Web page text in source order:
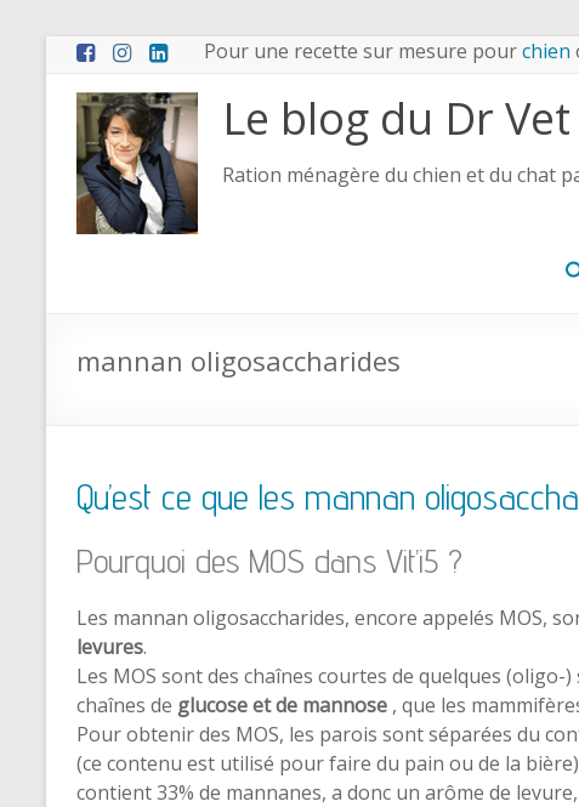
Pour une recette sur mesure pourchien
Le blog du Dr
Ration ménagère du chien et du chat
mannan oligosaccharides
Qu’est ce que les mannan
Pourquoi des MOS dans Vit’i5 ?
Les mannan oligosaccharides, encore appelés MOS,
levures.
Les MOS sont des chaînes courtes de quelques (oligo-
chaînes de glucose et de mannose , que les
Pour obtenir des MOS, les parois sont séparées du
(ce contenu est utilisé pour faire du pain ou de la
contient 33% de mannanes, a donc un arôme de